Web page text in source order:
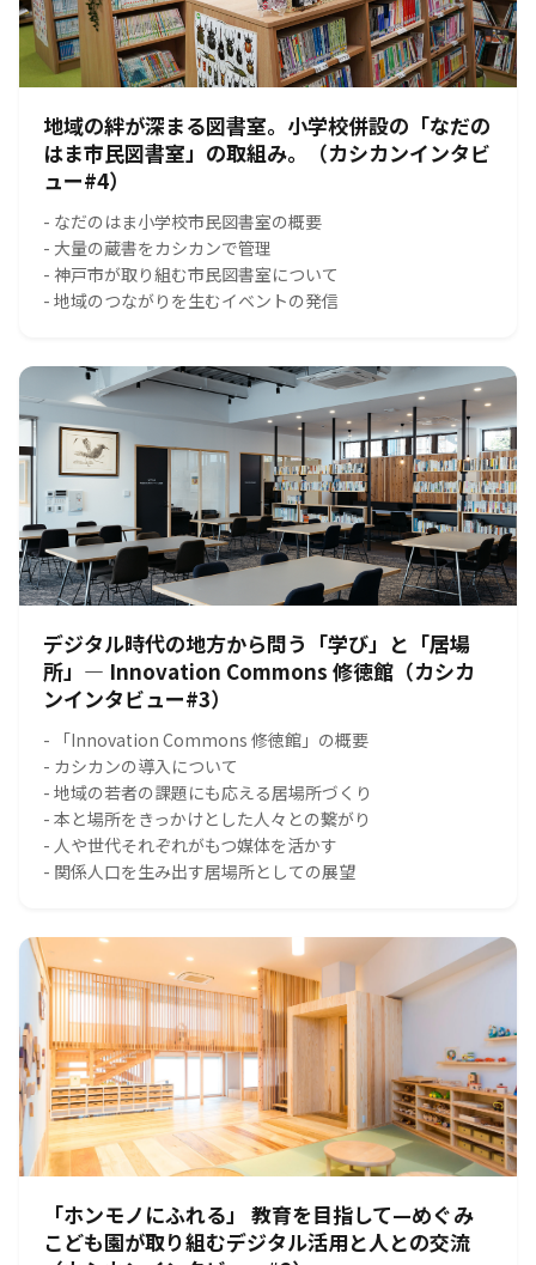
地域の絆が深まる図書室。小学校併設の「なだの
はま市民図書室」の取組み。（カシカンインタビ
ュー#4）
- なだのはま小学校市民図書室の概要
- 大量の蔵書をカシカンで管理
- 神戸市が取り組む市民図書室について
- 地域のつながりを生むイベントの発信
デジタル時代の地方から問う「学び」と「居場
所」― Innovation Commons 修徳館（カシカ
ンインタビュー#3）
- 「Innovation Commons 修徳館」の概要
- カシカンの導入について
- 地域の若者の課題にも応える居場所づくり
- 本と場所をきっかけとした人々との繋がり
- 人や世代それぞれがもつ媒体を活かす
- 関係人口を生み出す居場所としての展望
「ホンモノにふれる」 教育を目指して—めぐみ
こども園が取り組むデジタル活用と人との交流